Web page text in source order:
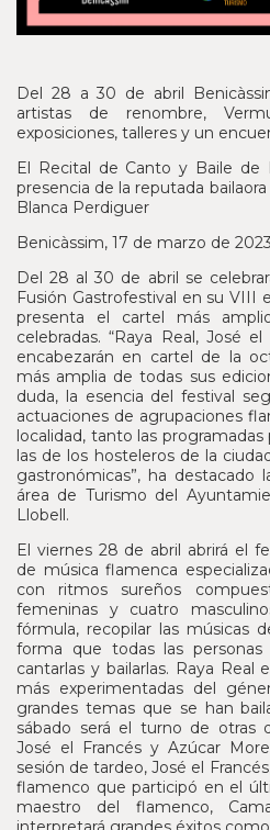
Del 28 a 30 de abril
artistas de renombre,
exposiciones, talleres y un
El Recital de Canto y Baile de
presencia de la reputada
Blanca Perdiguer
Benicàssim, 17 de marzo de 2023
Del 28 al 30 de abril se
Fusión Gastrofestival en su VIII
presenta el cartel más
celebradas. “Raya Real, José
encabezarán en cartel de la
más amplia de todas sus
duda, la esencia del festival
actuaciones de agrupaciones
localidad, tanto las
las de los hosteleros de la
gastronómicas”, ha destacado
área de Turismo del
Llobell.
El viernes 28 de abril abrirá el
de música flamenca
con ritmos sureños
femeninas y cuatro
fórmula, recopilar las músicas
forma que todas las
cantarlas y bailarlas. Raya Real
más experimentadas del
grandes temas que se han
sábado será el turno de otras
José el Francés y Azúcar
sesión de tardeo, José el
flamenco que participó en el
maestro del flamenco,